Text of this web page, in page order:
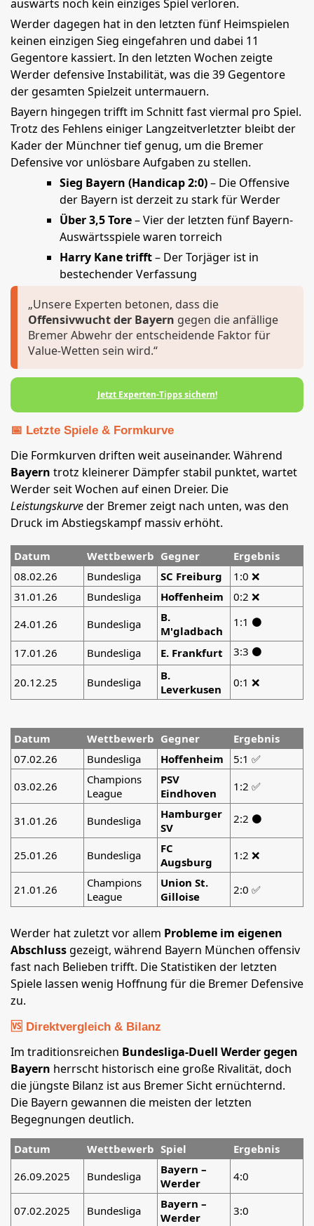
auswärts noch kein einziges Spiel verloren.
Werder dagegen hat in den letzten fünf Heimspielen
keinen einzigen Sieg eingefahren und dabei 11
Gegentore kassiert. In den letzten Wochen zeigte
Werder defensive Instabilität, was die 39 Gegentore
der gesamten Spielzeit untermauern.
Bayern hingegen trifft im Schnitt fast viermal pro Spiel.
Trotz des Fehlens einiger Langzeitverletzter bleibt der
Kader der Münchner tief genug, um die Bremer
Defensive vor unlösbare Aufgaben zu stellen.
Sieg Bayern (Handicap 2:0)– Die Offensive
der Bayern ist derzeit zu stark für Werder
Über 3,5 Tore– Vier der letzten fünf Bayern-
Auswärtsspiele waren torreich
Harry Kane trifft– Der Torjäger ist in
bestechender Verfassung
„Unsere Experten betonen, dass die
Offensivwucht der Bayern gegen die anfällige
Bremer Abwehr der entscheidende Faktor für
Value-Wetten sein wird.“
Jetzt Experten-Tipps sichern!
📅 Letzte Spiele & Formkurve
Die Formkurven driften weit auseinander. Während
Bayern trotz kleinerer Dämpfer stabil punktet, wartet
Werder seit Wochen auf einen Dreier. Die
Leistungskurveder Bremer zeigt nach unten, was den
Druck im Abstiegskampf massiv erhöht.
Datum Wettbewerb Gegner
Ergebnis
08.02.26
Bundesliga SC Freiburg
1:0 ❌
31.01.26
Bundesliga Hoffenheim
0:2 ❌
24.01.26
Bundesliga
B.
M'gladbach
1:1 ⚫
17.01.26 Bundesliga E. Frankfurt 3:3 ⚫
20.12.25 Bundesliga
B.
Leverkusen
0:1 ❌
Datum Wettbewerb Gegner
Ergebnis
07.02.26
Bundesliga Hoffenheim
5:1 ✅
03.02.26
Champions
League
PSV
Eindhoven
1:2 ✅
31.01.26 Bundesliga
Hamburger
SV
2:2 ⚫
25.01.26 Bundesliga
FC
Augsburg
1:2 ❌
21.01.26
Champions
League
Union St.
Gilloise
2:0 ✅
Werder hat zuletzt vor allem Probleme im eigenen
Abschlussgezeigt, während Bayern München offensiv
fast nach Belieben trifft. Die Statistiken der letzten
Spiele lassen wenig Hoffnung für die Bremer Defensive
zu.
🆚 Direktvergleich & Bilanz
Im traditionsreichen Bundesliga-Duell Werder gegen
Bayern herrscht historisch eine große Rivalität, doch
die jüngste Bilanz ist aus Bremer Sicht ernüchternd.
Die Bayern gewannen die meisten der letzten
Begegnungen deutlich.
Datum Wettbewerb Spiel
Ergebnis
26.09.2025
Bundesliga
Bayern –
Werder
4:0
07.02.2025 Bundesliga
Bayern –
Werder
3:0